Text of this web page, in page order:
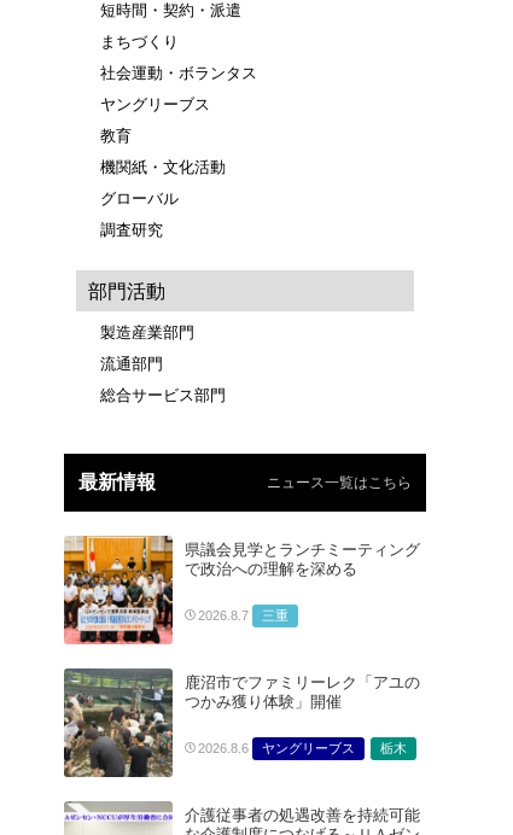
短時間・契約・派遣
まちづくり
社会運動・ボランタス
ヤングリーブス
教育
機関紙・文化活動
グローバル
調査研究
部門活動
製造産業部門
流通部門
総合サービス部門
最新情報 ニュース一覧はこちら
県議会見学とランチミーティング
で政治への理解を深める
2026.8.7 三重
鹿沼市でファミリーレク「アユの
つかみ獲り体験」開催
2026.8.6 ヤングリーブス 栃木
介護従事者の処遇改善を持続可能